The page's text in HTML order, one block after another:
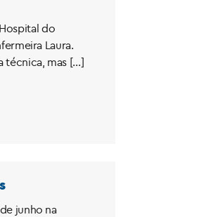
do
Laura.
técnica, mas […]
junho na